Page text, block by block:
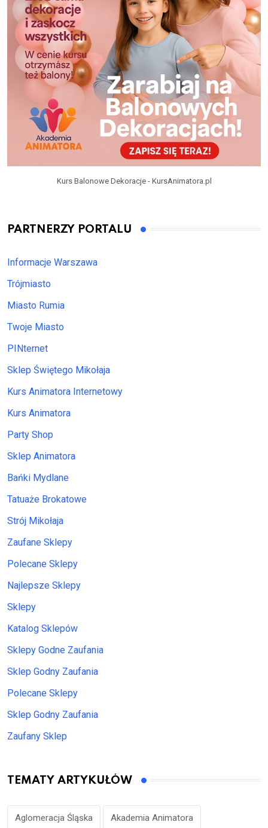
Kurs Balonowe Dekoracje - KursAnimatora.pl
PARTNERZY PORTALU
Informacje Warszawa
Trójmiasto
Miasto Rumia
Twoje Miasto
PINternet
Sklep Świętego Mikołaja
Kurs Animatora Internetowy
Kurs Animatora
Party Shop
Sklep Animatora
Bańki Mydlane
Tatuaże Brokatowe
Strój Mikołaja
Zaufane Sklepy
Polecane Sklepy
Najlepsze Sklepy
Sklepy
Katalog Sklepów
Sklepy Godne Zaufania
Sklep Godny Zaufania
Polecane Sklepy
Sklep Godny Zaufania
Zaufany Sklep
TEMATY ARTYKUŁÓW
Aglomeracja Śląska Akademia Animatora